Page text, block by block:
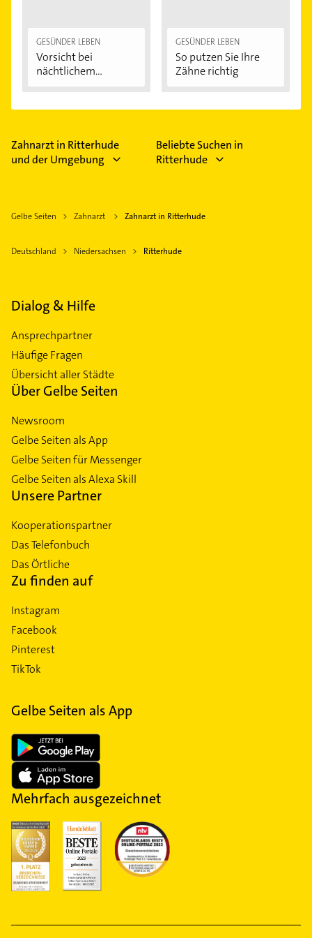
GESÜNDER LEBEN
Vorsicht bei
nächtlichem
GESÜNDER LEBEN
So putzen Sie Ihre
Zähne richtig
Zahnarzt in Ritterhude
und der Umgebung
Beliebte Suchen in
Ritterhude
Gelbe Seiten Zahnarzt Zahnarzt in Ritterhude
Deutschland Niedersachsen Ritterhude
Dialog & Hilfe
Ansprechpartner
Häufige Fragen
Übersicht aller Städte
Über Gelbe Seiten
Newsroom
Gelbe Seiten als App
Gelbe Seiten für Messenger
Gelbe Seiten als Alexa Skill
Unsere Partner
Kooperationspartner
Das Telefonbuch
Das Örtliche
Zu finden auf
Instagram
Facebook
Pinterest
TikTok
Gelbe Seiten als App
Mehrfach ausgezeichnet